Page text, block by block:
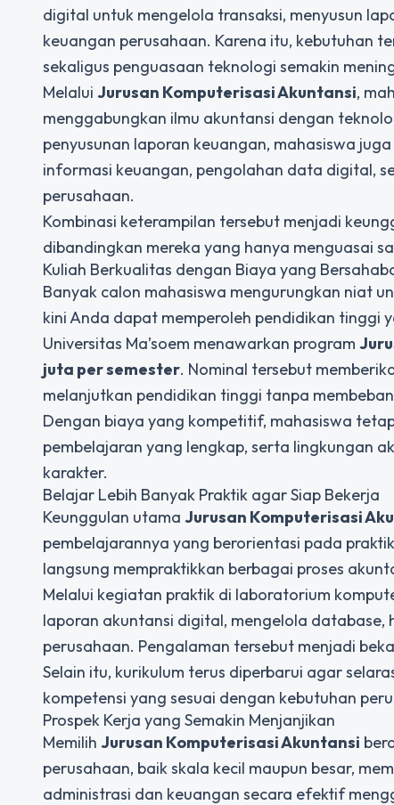
digital untuk mengelola transaksi, menyusun
keuangan perusahaan. Karena itu, kebutuhan
sekaligus penguasaan teknologi semakin
Melalui Jurusan Komputerisasi Akuntansi,
menggabungkan ilmu akuntansi dengan
penyusunan laporan keuangan, mahasiswa
informasi keuangan, pengolahan data digital,
perusahaan.
Kombinasi keterampilan tersebut menjadi
dibandingkan mereka yang hanya menguasai
Kuliah Berkualitas dengan Biaya yang
Banyak calon mahasiswa mengurungkan niat
kini Anda dapat memperoleh pendidikan tinggi
Universitas Ma’soem menawarkan program
juta per semester. Nominal tersebut
melanjutkan pendidikan tinggi tanpa
Dengan biaya yang kompetitif, mahasiswa
pembelajaran yang lengkap, serta lingkungan
karakter.
Belajar Lebih Banyak Praktik agar Siap Bekerja
Keunggulan utama Jurusan Komputerisasi
pembelajarannya yang berorientasi pada
langsung mempraktikkan berbagai proses
Melalui kegiatan praktik di laboratorium
laporan akuntansi digital, mengelola
perusahaan. Pengalaman tersebut menjadi
Selain itu, kurikulum terus diperbarui agar
kompetensi yang sesuai dengan kebutuhan
Prospek Kerja yang Semakin Menjanjikan
Memilih Jurusan Komputerisasi Akuntansi
perusahaan, baik skala kecil maupun besar,
administrasi dan keuangan secara efektif